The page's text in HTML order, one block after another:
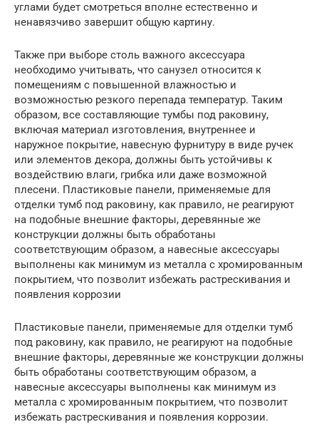
углами будет смотреться вполне естественно и
ненавязчиво завершит общую картину.
Также при выборе столь важного аксессуара
необходимо учитывать, что санузел относится к
помещениям с повышенной влажностью и
возможностью резкого перепада температур. Таким
образом, все составляющие тумбы под раковину,
включая материал изготовления, внутреннее и
наружное покрытие, навесную фурнитуру в виде ручек
или элементов декора, должны быть устойчивы к
воздействию влаги, грибка или даже возможной
плесени. Пластиковые панели, применяемые для
отделки тумб под раковину, как правило, не реагируют
на подобные внешние факторы, деревянные же
конструкции должны быть обработаны
соответствующим образом, а навесные аксессуары
выполнены как минимум из металла с хромированным
покрытием, что позволит избежать растрескивания и
появления коррозии
Пластиковые панели, применяемые для отделки тумб
под раковину, как правило, не реагируют на подобные
внешние факторы, деревянные же конструкции должны
быть обработаны соответствующим образом, а
навесные аксессуары выполнены как минимум из
металла с хромированным покрытием, что позволит
избежать растрескивания и появления коррозии.